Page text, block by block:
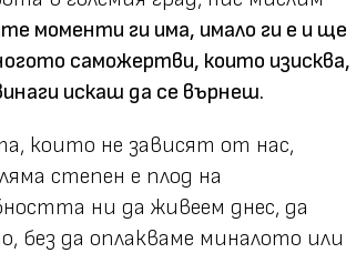
моменти ги има, имало ги е и ще
саможертви, които изисква,
искаш да се върнеш.
които не зависят от нас,
степен е плод на
ни да живеем днес, да
без да оплакваме миналото или